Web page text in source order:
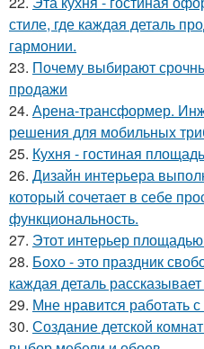
стиле, где каждая деталь
гармонии.
23. Почему выбирают
продажи
24. Арена-трансформер.
решения для мобильных
25. Кухня - гостиная
26. Дизайн интерьера
который сочетает в себе
функциональность.
27. Этот интерьер
28. Бохо - это праздник
каждая деталь
29. Мне нравится работать с
30. Создание детской